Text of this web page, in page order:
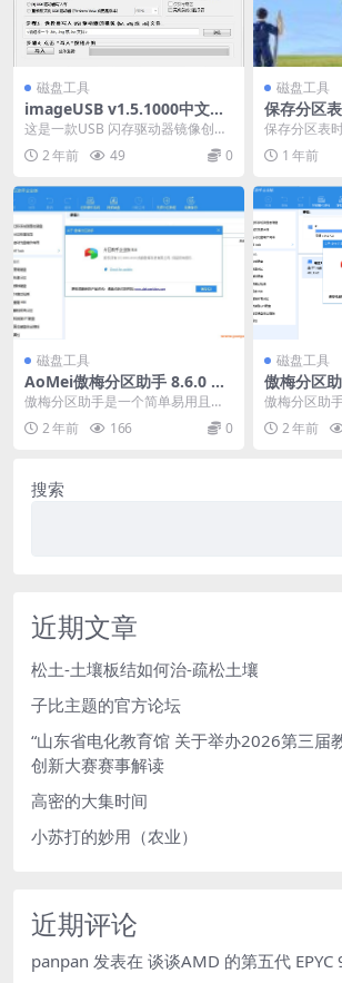
磁盘工具
imageUSB v1.5.1000中文绿
色版(U盘镜像创建批量写入工
这是一款USB 闪存驱动器镜像创建
写入工具，它可以将一个镜像同时
写入到多个 US...
2 年前 49 0
磁盘工具
保存分区
2
保存分区表
（或
使用Di...
1 年前
磁盘工具
AoMei傲梅分区助手 8.6.0 简
体中文企业版绿色版
傲梅分区助手是一个简单易用且免
费的磁盘分区管理软件，在它的帮
助下，您可以无损数据...
2 年前 166 0
磁盘工具
傲梅分区
8.5企业版
版
傲梅分区助
费的磁盘分
助下，您可
2 年前
搜索
近期文章
松土-土壤板结如何治-疏松土壤
子比主题的官方论坛
“山东省电化教育馆 关于举办2026第三届
创新大赛赛事解读
高密的大集时间
小苏打的妙用（农业）
近期评论
panpan 发表在 谈谈AMD 的第五代 EPYC